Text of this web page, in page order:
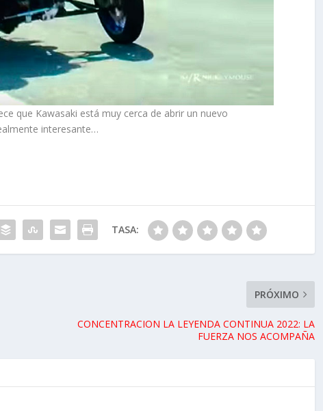
que Kawasaki está muy cerca de abrir un nuevo
interesante…
TASA:
PRÓXIMO
CONCENTRACION LA LEYENDA CONTINUA 2022: LA
FUERZA NOS ACOMPAÑA